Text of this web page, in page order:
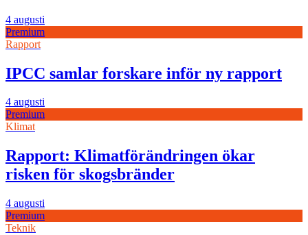
4 augusti
Premium
Rapport
IPCC samlar forskare inför ny rapport
4 augusti
Premium
Klimat
Rapport: Klimatförändringen ökar
risken för skogsbränder
4 augusti
Premium
Teknik